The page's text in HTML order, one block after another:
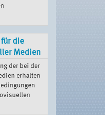
für die
Medien
der bei der
erhalten